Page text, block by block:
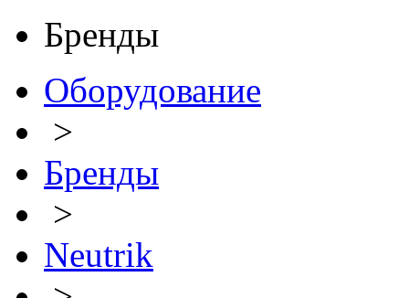
Бренды
Оборудование
>
Бренды
>
Neutrik